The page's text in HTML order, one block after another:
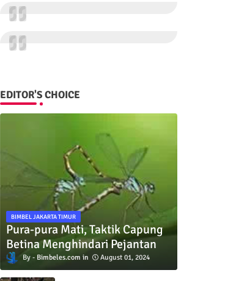
EDITOR'S CHOICE
BIMBEL JAKARTA TIMUR
Pura-pura Mati, Taktik Capung
Betina Menghindari Pejantan
Bimbeles.com August 01, 2024